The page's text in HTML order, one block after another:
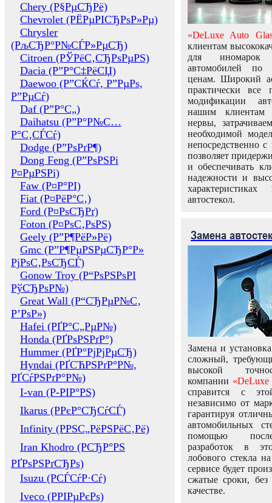
Chery (Р§РµСЂРё)
Chevrolet (РЁРµРІСЂРѕР»Рµ)
Chrysler
(РљСЂР°Р№СЃР»РµСЂ)
Citroen (РЎРёС‚СЂРѕРµРЅ)
Dacia (Р”Р°С‡РёСЏ)
Daewoo (Р”СЌСѓ, Р”РµРѕ,
Р”РµСѓ)
Daf (Р”Р°С„)
Daihatsu (Р”Р°Р№С…
Р°С‚СЃСѓ)
Dodge (Р”РѕРґР¶)
Dong Feng (Р”РѕРЅРі
Р¤РµРЅРі)
Faw (Р¤Р°РІ)
Fiat (Р¤РёР°С‚)
Ford (Р¤РѕСЂРґ)
Foton (Р¤РѕС‚РѕРЅ)
Geely (Р”Р¶РёР»Рё)
Gmc (Р”Р¶РµРЅРµСЂР°Р»
РјРѕС‚РѕСЂСЃ)
Gonow Troy (Р“РѕРЅРѕРІ
РўСЂРѕР№)
Great Wall (Р“СЂРµР№С‚
Р’РѕР»)
Hafei (РҐР°С„РµР№)
Honda (РҐРѕРЅРґР°)
Hummer (РҐР°РјРјРµСЂ)
Hyndai (РҐСЋРЅРґР°Р№,
РҐСѓРЅРґР°Р№)
I-van (Р-РІР°РЅ)
Ikarus (РРєР°СЂСѓСЃ)
Infinity (РРЅС„РёРЅРёС‚Рё)
Iran Khodro (РСЂР°РЅ
РҐРѕРЅРґСЂРѕ)
Isuzu (РСЃСѓР·Сѓ)
Iveco (РРІРµРєРѕ)
«DeLuxe Auto
клиентам
для иномарок
автомобилей
ценам. Широкий
практически все
модификации
нашим клиентам
нервы,
необходимой
непосредственно
позволяет
и обеспечивать
надежности и
автостекол.
Замена
Замена и
сложный,
высокой
компании «DeLuxe
справится с
независимо от
гарантируя
автомобильных
помощью
разработок в
лобового стекла
сервисе будет
сжатые сроки,
качестве.